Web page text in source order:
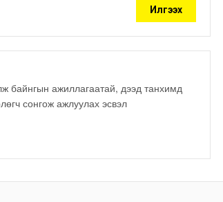
Илгээх
байнгын ажиллагаатай, дээд танхимд
сонгож ажлуулах эсвэл